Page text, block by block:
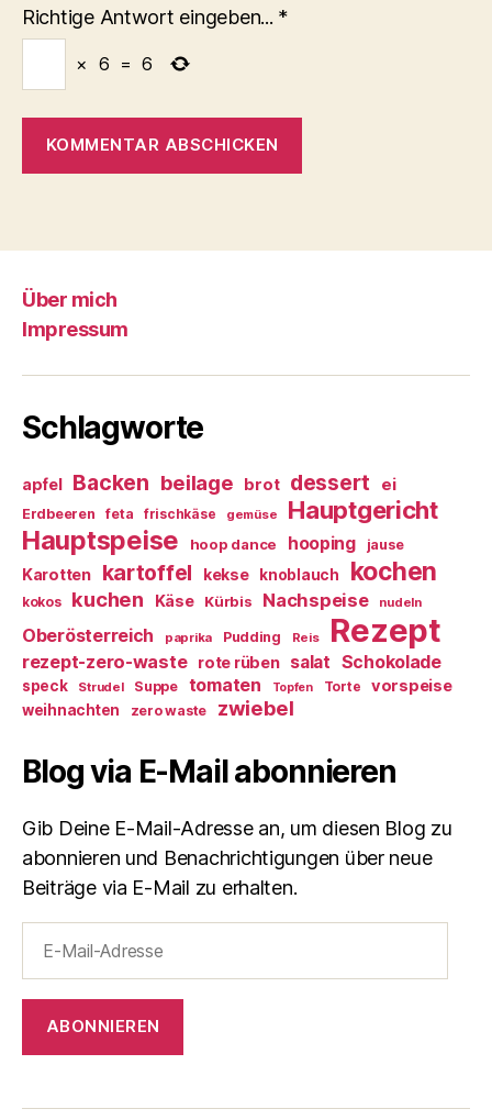
Richtige Antwort eingeben... *
× 6 = 6
Über mich
Impressum
Schlagworte
apfel Backen beilage brot dessert ei
Erdbeeren feta frischkäse gemüse Hauptgericht
Hauptspeise hoop dance hooping jause
Karotten kartoffel kekse knoblauch kochen
kokos kuchen Käse Kürbis Nachspeise nudeln
Oberösterreich paprika Pudding Reis Rezept
rezept-zero-waste rote rüben salat Schokolade
speck Strudel Suppe tomaten Topfen Torte vorspeise
weihnachten zero waste zwiebel
Blog via E-Mail abonnieren
Gib Deine E-Mail-Adresse an, um diesen Blog zu
abonnieren und Benachrichtigungen über neue
Beiträge via E-Mail zu erhalten.
Mail-
Adresse
ABONNIEREN